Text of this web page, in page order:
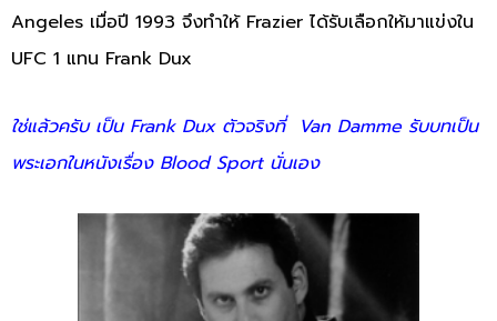
Angeles เมื่อปี 1993 จึงทำให้ Frazier ได้รับเลือกให้มาแข่งใน
UFC 1 แทน Frank Dux
ใช่แล้วครับ เป็น Frank Dux ตัวจริงที่ Van Damme รับบทเป็น
พระเอกในหนังเรื่อง Blood Sport นั่นเอง